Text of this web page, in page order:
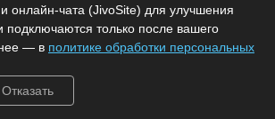
дней :
количество лицензий :
0000-286972
:IBGX03ELEBMC9
онлайн-чата (JivoSite) для улучшения
подключаются только после вашего
— в политике обработки персональных
Отказать